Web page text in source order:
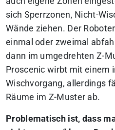
sich Sperrzonen, Nicht-
Wände ziehen. Der
einmal oder zweimal
dann im umgedrehten Z-
Proscenic wirbt mit einem
Wischvorgang, allerdings
Räume im Z-Muster ab.
Problematisch ist, dass